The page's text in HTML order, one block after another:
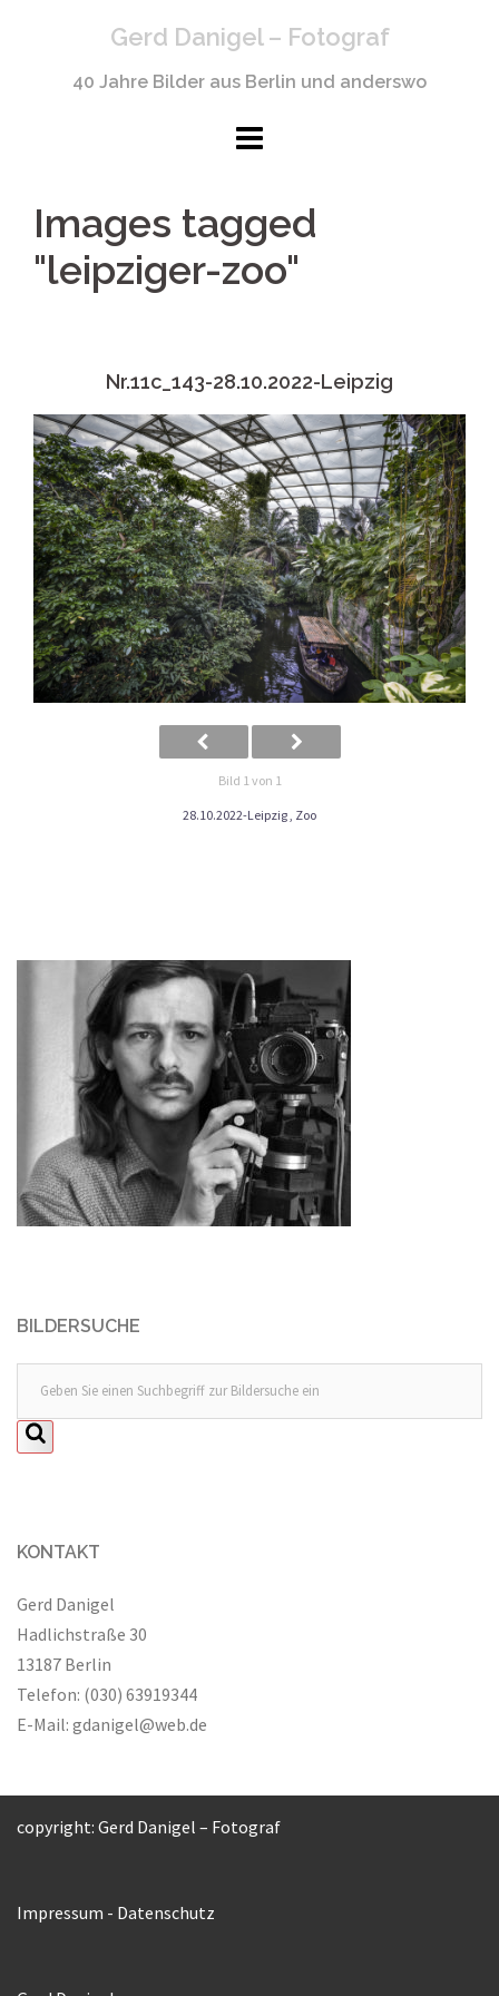
Gerd Danigel – Fotograf
40 Jahre Bilder aus Berlin und anderswo
Images tagged
"leipziger-zoo"
Nr.11c_143-28.10.2022-Leipzig
Bild 1 von 1
28.10.2022-Leipzig , Zoo
BILDERSUCHE
KONTAKT
Gerd Danigel
Hadlichstraße 30
13187 Berlin
Telefon: (030) 63919344
E-Mail: gdanigel@web.de
copyright: Gerd Danigel – Fotograf
Impressum - Datenschutz